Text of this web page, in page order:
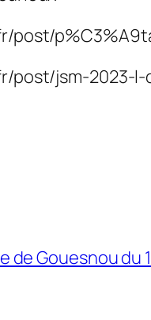
post/
post/jsm-2023-
Gouesnou du